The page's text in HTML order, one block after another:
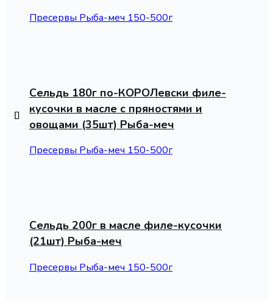
Пресервы Рыба-меч 150-500г
Сельдь 180г по-КОРОЛевски филе-
кусочки в масле с пряностями и
овощами (35шт) Рыба-меч
Пресервы Рыба-меч 150-500г
Сельдь 200г в масле филе-кусочки
(21шт) Рыба-меч
Пресервы Рыба-меч 150-500г